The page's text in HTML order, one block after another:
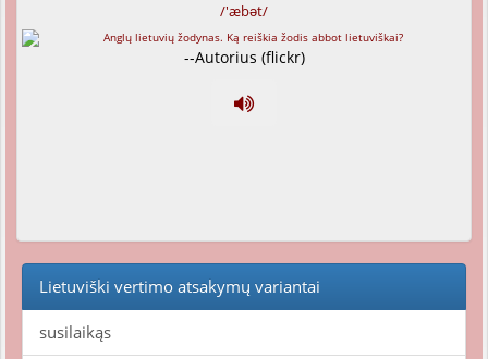
/'æbət/
--Autorius (flickr)
Lietuviški vertimo atsakymų variantai
susilaikąs